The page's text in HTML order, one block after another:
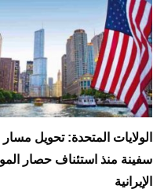
سفينة منذ استئناف حصار
الإيرانية